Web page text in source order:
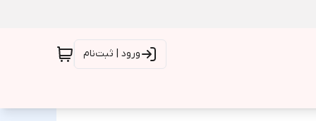
ورود | ثبت‌نام